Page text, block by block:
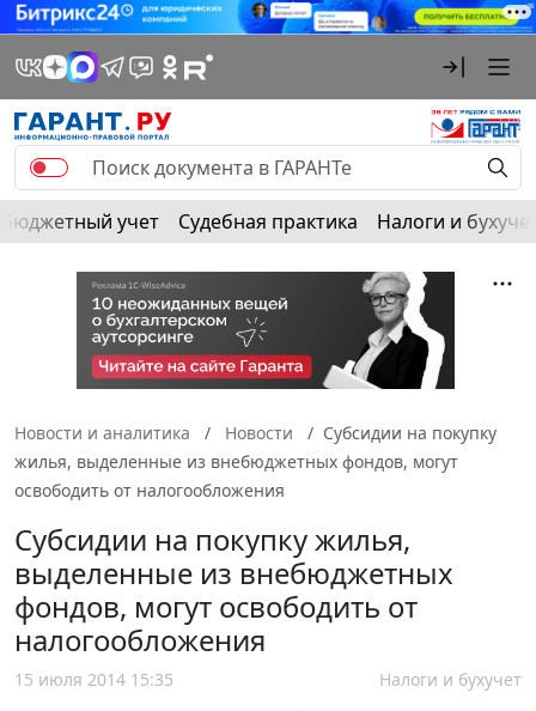
Бюджетный учет Судебная практика Налоги и
Новости и аналитика Новости
Субсидии на покупку
жилья, выделенные из внебюджетных фондов, могут
освободить от налогообложения
Субсидии на покупку жилья,
выделенные из внебюджетных
фондов, могут освободить от
налогообложения
15 июля 2014 15:35 Налоги и бухучет